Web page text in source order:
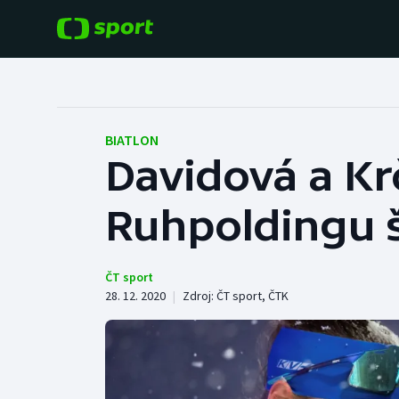
Hokej
Tenis
Cyklistika
Baseball a softbal
Basketbal
Boby a skeleton
Box
BIATLON
Davidová a
Ruhpoldingu
ČT sport
28. 12. 2020 | Zdroj: ČT sport, ČTK